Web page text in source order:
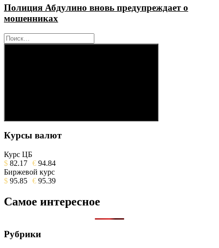
Полиция Абдулино вновь предупреждает о
мошенниках
Найти:
Поиск
Курсы валют
Курс ЦБ
$ 82.17 € 94.84
Биржевой курс
$ 95.85 € 95.39
Самое интересное
Рубрики